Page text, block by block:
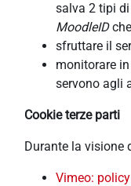
salva 2 tipi
MoodleID
sfruttare il
monitorare
servono agli
Cookie terze parti
Durante la visione
Vimeo: